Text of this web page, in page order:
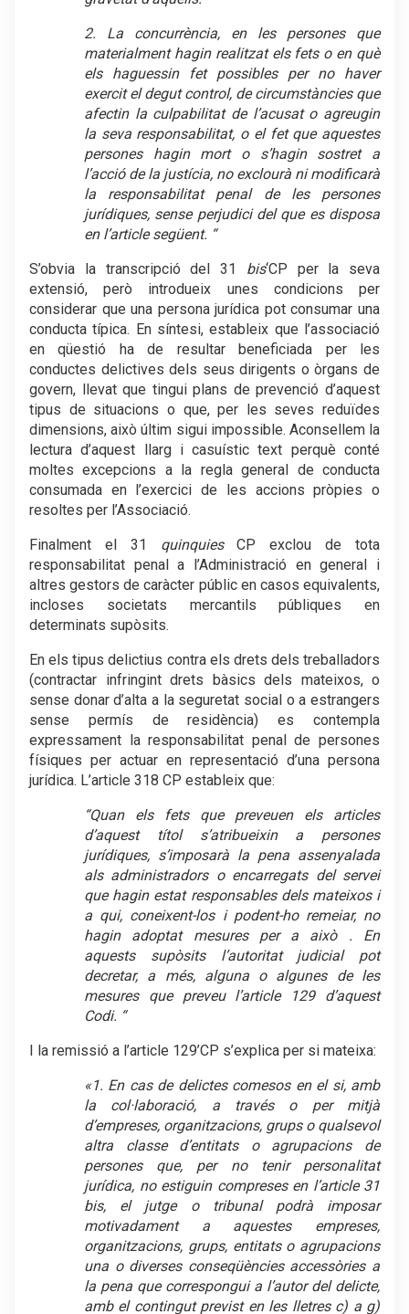
2. La concurrència, en les persones que
materialment hagin realitzat els fets o en què
els haguessin fet possibles per no haver
exercit el degut control, de circumstàncies que
afectin la culpabilitat de l’acusat o agreugin
la seva responsabilitat, o el fet que aquestes
persones hagin mort o s’hagin sostret a
l’acció de la justícia, no exclourà ni modificarà
la responsabilitat penal de les persones
jurídiques, sense perjudici del que es disposa
en l’article següent. “
S’obvia la transcripció del 31 bis‘CP per la seva
extensió, però introdueix unes condicions per
considerar que una persona jurídica pot consumar una
conducta típica. En síntesi, estableix que l’associació
en qüestió ha de resultar beneficiada per les
conductes delictives dels seus dirigents o òrgans de
govern, llevat que tingui plans de prevenció d’aquest
tipus de situacions o que, per les seves reduïdes
dimensions, això últim sigui impossible. Aconsellem la
lectura d’aquest llarg i casuístic text perquè conté
moltes excepcions a la regla general de conducta
consumada en l’exercici de les accions pròpies o
resoltes per l’Associació.
Finalment el 31 quinquiesCP exclou de tota
responsabilitat penal a l’Administració en general i
altres gestors de caràcter públic en casos equivalents,
incloses societats mercantils públiques en
determinats supòsits.
En els tipus delictius contra els drets dels treballadors
(contractar infringint drets bàsics dels mateixos, o
sense donar d’alta a la seguretat social o a estrangers
sense permís de residència) es contempla
expressament la responsabilitat penal de persones
físiques per actuar en representació d’una persona
jurídica. L’article 318 CP estableix que:
“Quan els fets que preveuen els articles
d’aquest títol s’atribueixin a persones
jurídiques, s’imposarà la pena assenyalada
als administradors o encarregats del servei
que hagin estat responsables dels mateixos i
a qui, coneixent-los i podent-ho remeiar, no
hagin adoptat mesures per a això . En
aquests supòsits l’autoritat judicial pot
decretar, a més, alguna o algunes de les
mesures que preveu l’article 129 d’aquest
Codi. “
I la remissió a l’article 129’CP s’explica per si mateixa:
«1. En cas de delictes comesos en el si, amb
la col·laboració, a través o per mitjà
d’empreses, organitzacions, grups o qualsevol
altra classe d’entitats o agrupacions de
persones que, per no tenir personalitat
jurídica, no estiguin compreses en l’article 31
bis, el jutge o tribunal podrà imposar
motivadament a aquestes empreses,
organitzacions, grups, entitats o agrupacions
una o diverses conseqüències accessòries a
la pena que correspongui a l’autor del delicte,
amb el contingut previst en les lletres c) a g)